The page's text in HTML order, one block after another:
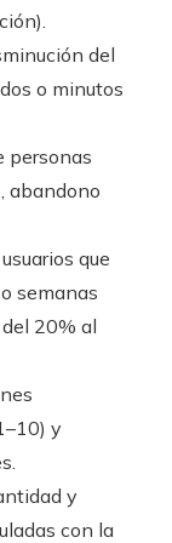
del
o minutos
personas
abandono
que
semanas
20% al
y
y
con la